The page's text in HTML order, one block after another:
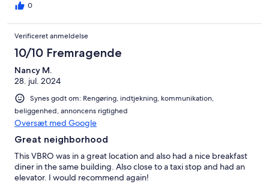
0
Verificeret anmeldelse
10/10 Fremragende
Nancy M.
28. jul. 2024
Synes godt om: Rengøring, indtjekning, kommunikation,
beliggenhed, annoncens rigtighed
Oversæt med Google
Great neighborhood
This VBRO was in a great location and also had a nice breakfast
diner in the same building. Also close to a taxi stop and had an
elevator. I would recommend again!